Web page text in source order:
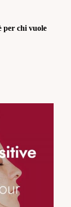
per chi vuole